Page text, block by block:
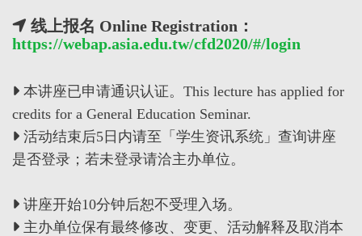
线上报名 Online Registration：
https://webap.asia.edu.tw/cfd2020/#/login
本讲座已申请通识认证。This lecture has applied for
credits for a General Education Seminar.
活动结束后5日内请至「学生资讯系统」查询讲座
是否登录；若未登录请洽主办单位。
讲座开始10分钟后恕不受理入场。
主办单位保有最终修改、变更、活动解释及取消本